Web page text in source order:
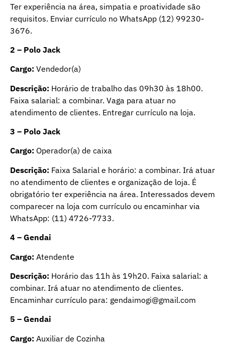
Ter experiência na área, simpatia e proatividade são
requisitos. Enviar currículo no WhatsApp (12) 99230-
3676.
2 – Polo Jack
Cargo: Vendedor(a)
Descrição: Horário de trabalho das 09h30 às 18h00.
Faixa salarial: a combinar. Vaga para atuar no
atendimento de clientes. Entregar currículo na loja.
3 – Polo Jack
Cargo: Operador(a) de caixa
Descrição: Faixa Salarial e horário: a combinar. Irá atuar
no atendimento de clientes e organização de loja. É
obrigatório ter experiência na área. Interessados devem
comparecer na loja com currículo ou encaminhar via
WhatsApp: (11) 4726-7733.
4 – Gendai
Cargo: Atendente
Descrição: Horário das 11h às 19h20. Faixa salarial: a
combinar. Irá atuar no atendimento de clientes.
Encaminhar currículo para: gendaimogi@gmail.com
5 – Gendai
Cargo: Auxiliar de Cozinha